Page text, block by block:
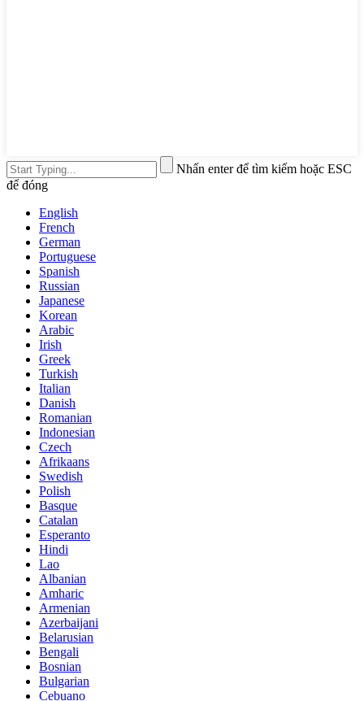
Nhấn enter để tìm kiếm hoặc ESC
để đóng
English
French
German
Portuguese
Spanish
Russian
Japanese
Korean
Arabic
Irish
Greek
Turkish
Italian
Danish
Romanian
Indonesian
Czech
Afrikaans
Swedish
Polish
Basque
Catalan
Esperanto
Hindi
Lao
Albanian
Amharic
Armenian
Azerbaijani
Belarusian
Bengali
Bosnian
Bulgarian
Cebuano